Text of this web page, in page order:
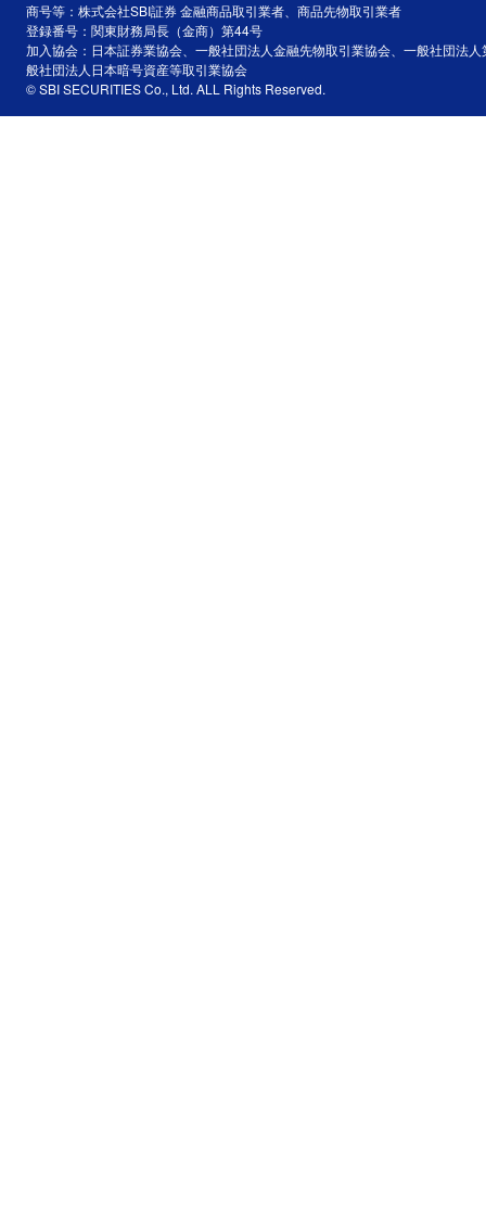
商号等：株式会社SBI証券 金融商品取引業者、商品先物取引業者
登録番号：関東財務局長（金商）第44号
加入協会：日本証券業協会、一般社団法人金融先物取引業協会、一般社団法
般社団法人日本暗号資産等取引業協会
© SBI SECURITIES Co., Ltd. ALL Rights Reserved.